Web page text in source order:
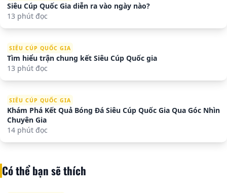
Siêu Cúp Quốc Gia diễn ra vào ngày nào?
13 phút đọc
SIÊU CÚP QUỐC GIA
Tìm hiểu trận chung kết Siêu Cúp Quốc gia
13 phút đọc
SIÊU CÚP QUỐC GIA
Khám Phá Kết Quả Bóng Đá Siêu Cúp Quốc Gia Qua Góc Nhìn
Chuyên Gia
14 phút đọc
Có thể bạn sẽ thích